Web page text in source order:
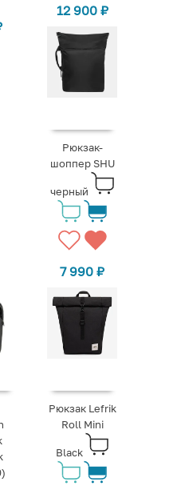
12 900 ₽
Рюкзак-
шоппер SHU
черный
7 990₽
Рюкзак Lefrik
Roll Mini
Black